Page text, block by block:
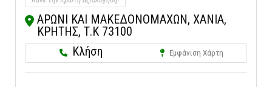
ΑΡΩΝΙ ΚΑΙ ΜΑΚΕΔΟΝΟΜΑΧΩΝ, ΧΑΝΙΑ,
ΚΡΗΤΗΣ, Τ.Κ 73100
Κλήση
Εμφάνιση Χάρτη